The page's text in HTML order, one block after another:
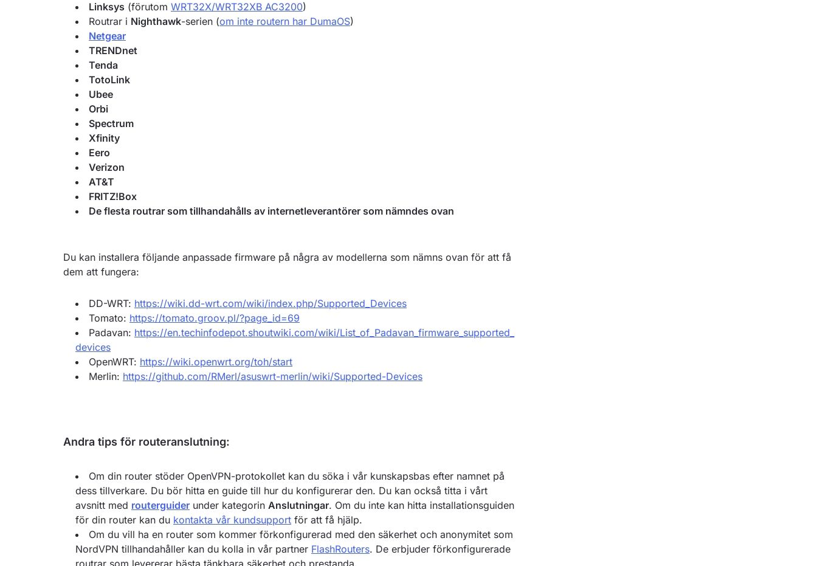
Linksys (förutom WRT32X/WRT32XB AC3200)
Routrar i Nighthawk-serien (om inte routern har DumaOS)
Netgear
TRENDnet
Tenda
TotoLink
Ubee
Orbi
Spectrum
Xfinity
Eero
Verizon
AT&T
FRITZ!Box
De flesta routrar som tillhandahålls av internetleverantörer som nämndes ovan
Du kan installera följande anpassade firmware på några av modellerna som nämns ovan för att få
dem att fungera:
DD-WRT: https://wiki.dd-wrt.com/wiki/index.php/Supported_Devices
Tomato: https://tomato.groov.pl/?page_id=69
Padavan: https://en.techinfodepot.shoutwiki.com/wiki/List_of_Padavan_firmware_supported_
devices
OpenWRT: https://wiki.openwrt.org/toh/start
Merlin: https://github.com/RMerl/asuswrt-merlin/wiki/Supported-Devices
Andra tips för routeranslutning:
Om din router stöder OpenVPN-protokollet kan du söka i vår kunskapsbas efter namnet på
dess tillverkare. Du bör hitta en guide till hur du konfigurerar den. Du kan också titta i vårt
avsnitt med routerguider under kategorin Anslutningar. Om du inte kan hitta installationsguiden
för din router kan du kontakta vår kundsupport för att få hjälp.
Om du vill ha en router som kommer förkonfigurerad med den säkerhet och anonymitet som
NordVPN tillhandahåller kan du kolla in vår partner FlashRouters. De erbjuder förkonfigurerade
routrar som levererar bästa tänkbara säkerhet och prestanda.